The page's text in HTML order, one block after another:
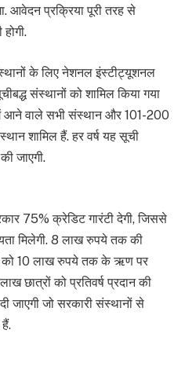
आवेदन प्रक्रिया पूरी तरह से
के लिए नेशनल इंस्टीट्यूशनल
संस्थानों को शामिल किया गया
आने वाले सभी संस्थान और 101-200
शामिल हैं. हर वर्ष यह सूची
जाएगी.
75% क्रेडिट गारंटी देगी, जिससे
मिलेगी. 8 लाख रुपये तक की
को 10 लाख रुपये तक के ऋण पर
छात्रों को प्रतिवर्ष प्रदान की
जाएगी जो सरकारी संस्थानों से